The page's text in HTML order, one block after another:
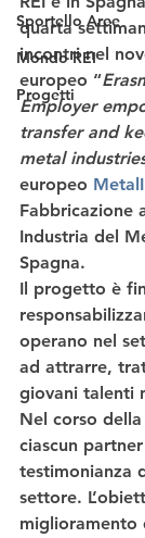
Sportello Aree
Mondo REI
Progetti
quarta
incontri nel
europeo “
Employer
transfer and
metal
europeo
Fabbricazione
Industria del
Spagna.
Il progetto è
operano nel
ad attrarre,
giovani talenti
Nel corso della
ciascun
testimonianza
settore.
miglioramento